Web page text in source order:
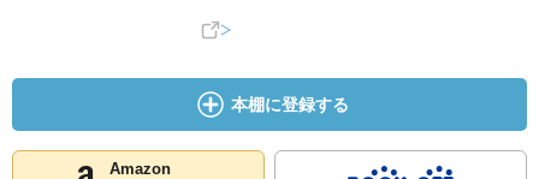
本棚に登録する
Amazon